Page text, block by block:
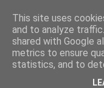
This site uses
and to analyze
shared with Google
metrics to ensure
statistics, and to